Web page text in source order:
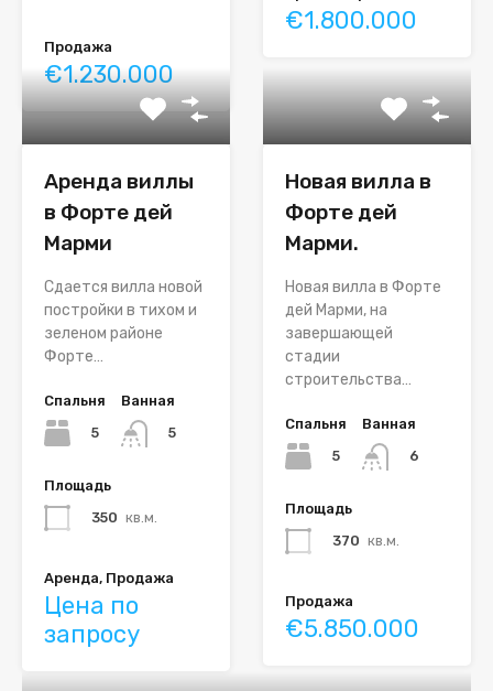
Продажа
€1.230.000
€1.800.000
Аренда виллы
в Форте дей
Марми
Сдается вилла новой
постройки в тихом и
зеленом районе
Форте…
Спальня
5
Ванная
5
Площадь
350 кв.м.
Аренда, Продажа
Цена по
запросу
Новая вилла в
Форте дей
Марми.
Новая вилла в Форте
дей Марми, на
завершающей
стадии
строительства…
Спальня
5
Ванная
6
Площадь
370 кв.м.
Продажа
€5.850.000